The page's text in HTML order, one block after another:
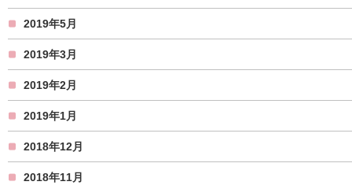
2019年5月
2019年3月
2019年2月
2019年1月
2018年12月
2018年11月